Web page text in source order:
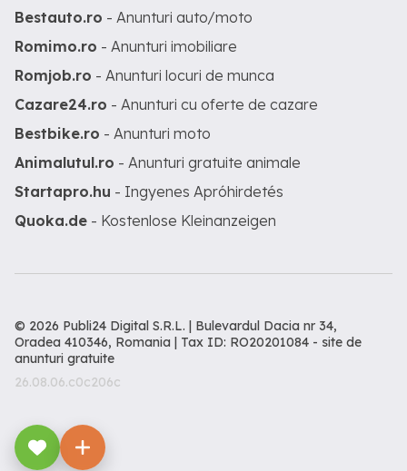
Bestauto.ro - Anunturi auto/moto
Romimo.ro - Anunturi imobiliare
Romjob.ro - Anunturi locuri de munca
Cazare24.ro - Anunturi cu oferte de cazare
Bestbike.ro - Anunturi moto
Animalutul.ro - Anunturi gratuite animale
Startapro.hu - Ingyenes Apróhirdetés
Quoka.de - Kostenlose Kleinanzeigen
© 2026 Publi24 Digital S.R.L. | Bulevardul Dacia nr 34,
Oradea 410346, Romania | Tax ID: RO20201084 - site de
anunturi gratuite
26.08.06.c0c206c